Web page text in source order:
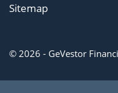
Sitemap
© 2026 - GeVestor